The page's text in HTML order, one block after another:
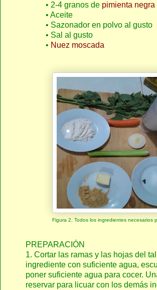
• 2-4 granos de pimienta negra
• Aceite
• Sazonador en polvo al gusto
• Sal al gusto
• Nuez moscada
Figura 2. Todos los ingredientes necesarios
PREPARACIÓN
1. Cortar las ramas y las hojas del
ingrediente con suficiente agua,
poner suficiente agua para cocer.
reservar para licuar con los demás